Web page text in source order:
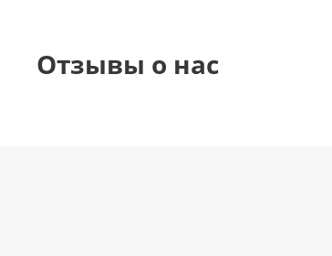
Отзывы о нас